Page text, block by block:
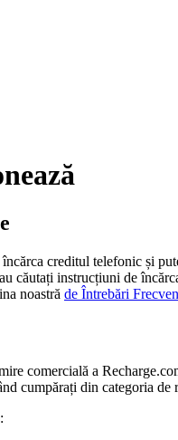
creditul telefonic și
căutați instrucțiuni de
noastră de Întrebări
comercială a
cumpărați din categoria